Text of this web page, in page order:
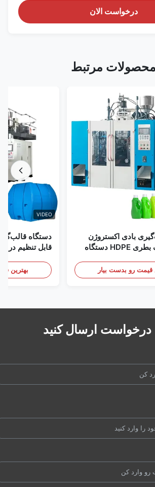
درخواست الان
مرتبط
بادی اکستروژن
کاملاً اتوماتیک بطری HDPE دستگاه
رو بدست بیار
VIDEO
دستگاه قالب‌گیری
بهترین قیمت
ارسال کنید